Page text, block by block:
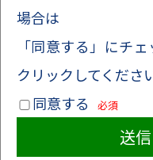
場合は
「同意する」にチ
クリックしてくださ
同意する
必須
送信